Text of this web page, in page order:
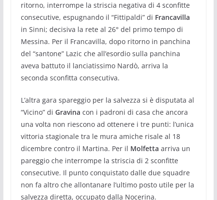
ritorno, interrompe la striscia negativa di 4 sconfitte
consecutive, espugnando il “Fittipaldi” di Francavilla
in Sinni; decisiva la rete al 26° del primo tempo di
Messina. Per il Francavilla, dopo ritorno in panchina
del “santone” Lazic che all’esordio sulla panchina
aveva battuto il lanciatissimo Nardò, arriva la
seconda sconfitta consecutiva.
L’altra gara spareggio per la salvezza si è disputata al
“Vicino” di Gravina con i padroni di casa che ancora
una volta non riescono ad ottenere i tre punti: l’unica
vittoria stagionale tra le mura amiche risale al 18
dicembre contro il Martina. Per il Molfetta arriva un
pareggio che interrompe la striscia di 2 sconfitte
consecutive. Il punto conquistato dalle due squadre
non fa altro che allontanare l’ultimo posto utile per la
salvezza diretta, occupato dalla Nocerina.